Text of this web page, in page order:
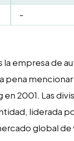
-
empresa de
pena
en 2001. Las
liderada
global